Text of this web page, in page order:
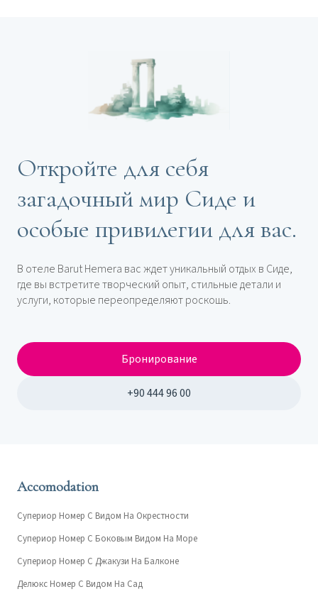
Откройте для себя
загадочный мир Сиде и
особые привилегии для вас.
В отеле Barut Hemera вас ждет уникальный отдых в Сиде,
где вы встретите творческий опыт, стильные детали и
услуги, которые переопределяют роскошь.
Бронирование
+90 444 96 00
Accomodation
Супериор Номер С Видом На Окрестности
Супериор Номер С Боковым Видом На Море
Супериор Номер С Джакузи На Балконе
Делюкс Номер С Видом На Сад